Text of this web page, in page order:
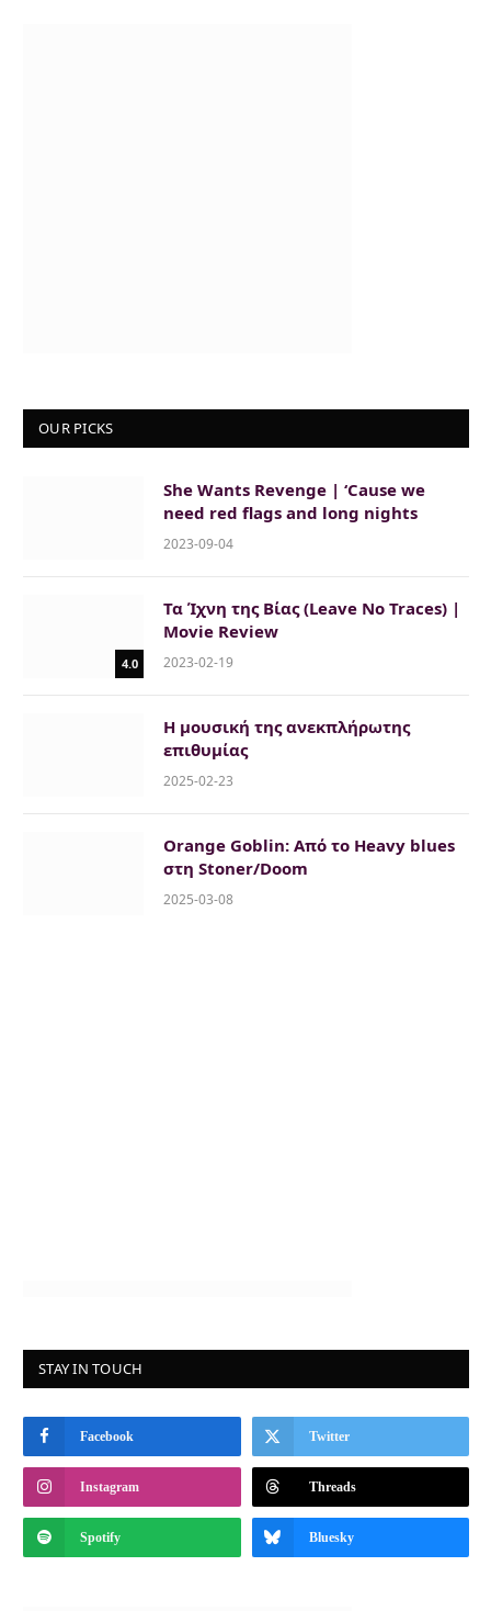
OUR PICKS
She Wants Revenge | ‘Cause we
need red flags and long nights
2023-09-04
4.0
Τα Ίχνη της Βίας (Leave No Traces) |
Movie Review
2023-02-19
Η μουσική της ανεκπλήρωτης
επιθυμίας
2025-02-23
Orange Goblin: Από το Heavy blues
στη Stoner/Doom
2025-03-08
STAY IN TOUCH
Facebook Twitter
Instagram Threads
Spotify Bluesky